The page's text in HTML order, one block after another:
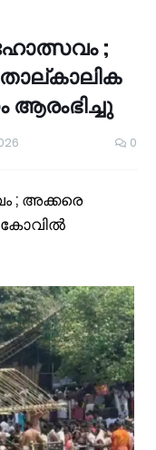
;
ആരംഭിച്ചു
0
; അക്കരെ